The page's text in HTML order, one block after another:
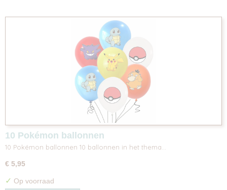
10 Pokémon ballonnen
10 Pokémon ballonnen 10 ballonnen in het thema…
€ 5,95
✓ Op voorraad